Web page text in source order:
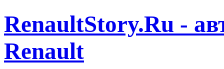
RenaultStory.Ru -
Renault